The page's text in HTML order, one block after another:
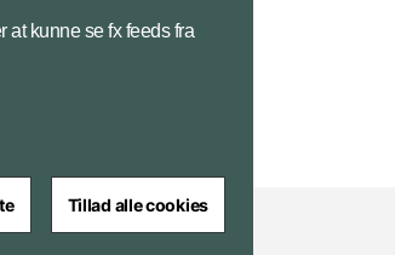
at kunne se fx feeds fra
Tillad alle cookies